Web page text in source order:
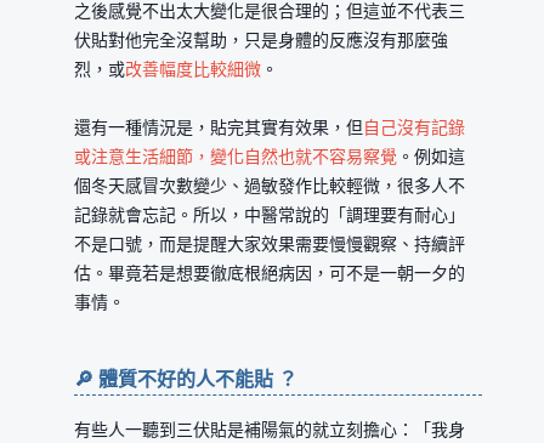
之後感覺不出太大變化是很合理的；但這並不代表三
伏貼對他完全沒幫助，只是身體的反應沒有那麼強
烈，或改善幅度比較細微 。
還有一種情況是，貼完其實有效果，但自己沒有記錄
或注意生活細節，變化自然也就不容易察覺 。例如這
個冬天感冒次數變少、過敏發作比較輕微，很多人不
記錄就會忘記。所以，中醫常說的「調理要有耐心」
不是口號，而是提醒大家效果需要慢慢觀察、持續評
估。畢竟若是想要徹底根絕病因，可不是一朝一夕的
事情。
🔎 體質不好的人不能貼 ？
有些人一聽到三伏貼是補陽氣的就立刻擔心：「我身